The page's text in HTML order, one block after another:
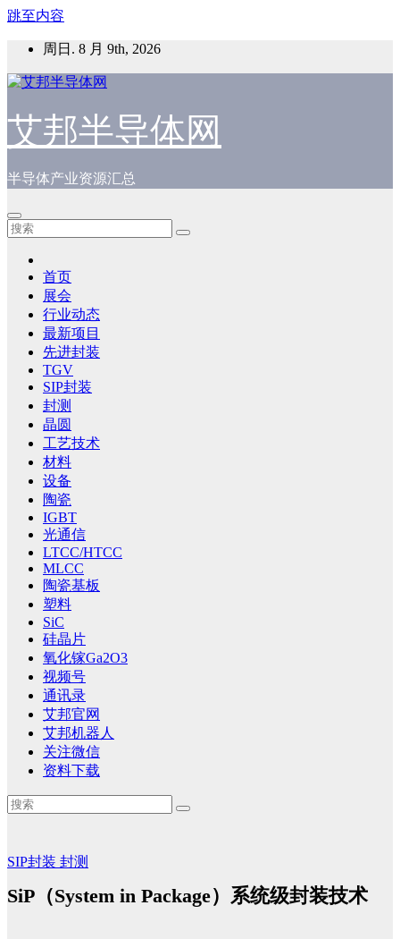
跳至内容
周日. 8 月 9th, 2026
艾邦半导体网
半导体产业资源汇总
首页
展会
行业动态
最新项目
先进封装
TGV
SIP封装
封测
晶圆
工艺技术
材料
设备
陶瓷
IGBT
光通信
LTCC/HTCC
MLCC
陶瓷基板
塑料
SiC
硅晶片
氧化镓Ga2O3
视频号
通讯录
艾邦官网
艾邦机器人
关注微信
资料下载
SIP封装 封测
SiP（System in Package）系统级封装技术